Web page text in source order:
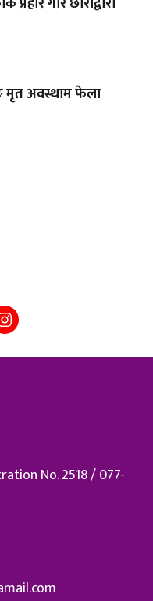
मृत अवस्थाम फेला
No. 2518 / 077-